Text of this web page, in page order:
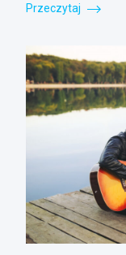
Przeczytaj